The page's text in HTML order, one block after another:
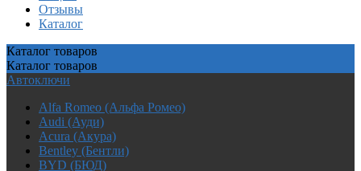
Отзывы
Каталог
Каталог товаров
Каталог товаров
Автоключи
Alfa Romeo (Альфа Ромео)
Audi (Ауди)
Acura (Акура)
Bentley (Бентли)
BYD (БЮД)